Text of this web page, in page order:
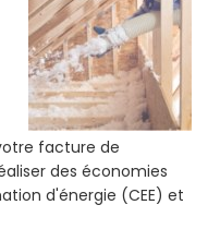
facture de
des économies
d'énergie (CEE) et